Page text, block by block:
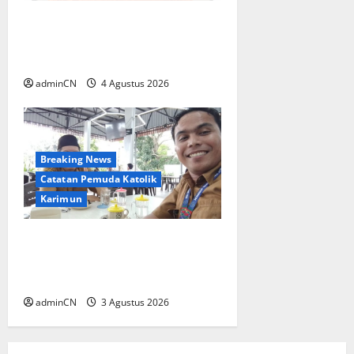
adminCN 4 Agustus 2026
Breaking News
Catatan Pemuda Katolik
Karimun
adminCN 3 Agustus 2026